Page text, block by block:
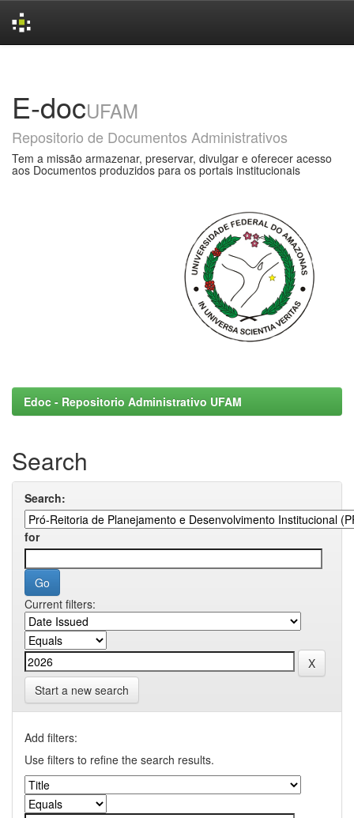
E-docUFAM
Repositorio de Documentos Administrativos
Tem a missão armazenar, preservar, divulgar e oferecer acesso
aos Documentos produzidos para os portais institucionais
Edoc - Repositorio Administrativo UFAM
Search
Search:
for
Current filters:
Start a new search
Add filters:
Use filters to refine the search results.